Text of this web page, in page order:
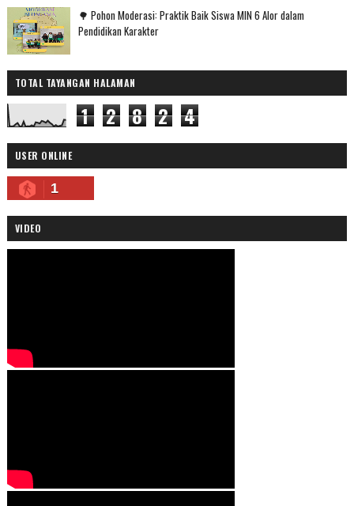
🌳 Pohon Moderasi: Praktik Baik Siswa MIN 6 Alor dalam
Pendidikan Karakter
TOTAL TAYANGAN HALAMAN
1 2 8 2 4
USER ONLINE
1
VIDEO